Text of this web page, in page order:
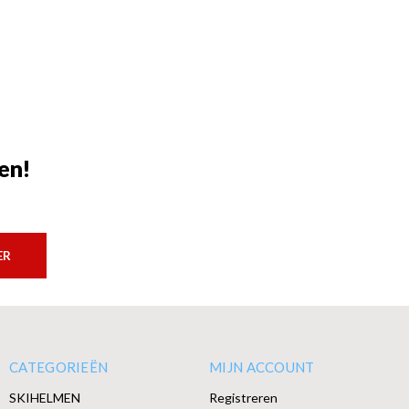
CATEGORIEËN
SKIHELMEN
MIJN ACCOUNT
Registreren